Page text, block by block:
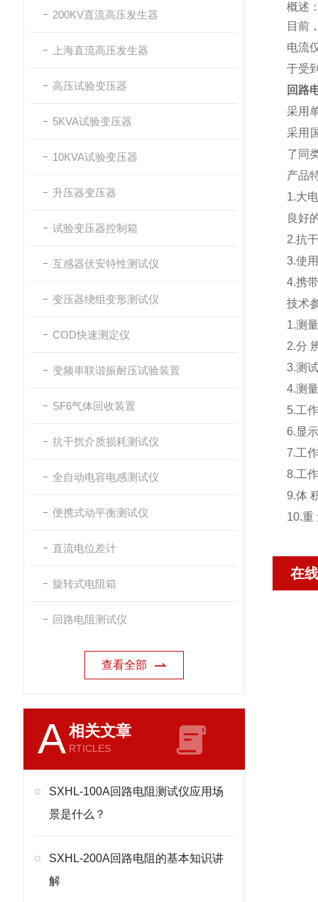
200KV直流高压发生器
上海直流高压发生器
高压试验变压器
5KVA试验变压器
10KVA试验变压器
升压器变压器
试验变压器控制箱
互感器伏安特性测试仪
变压器绕组变形测试仪
COD快速测定仪
变频串联谐振耐压试验装置
SF6气体回收装置
抗干扰介质损耗测试仪
全自动电容电感测试仪
便携式动平衡测试仪
直流电位差计
旋转式电阻箱
回路电阻测试仪
查看全部
A相关文章
RTICLES
SXHL-100A回路电阻测试仪应用场
景是什么？
SXHL-200A回路电阻的基本知识讲
解
概述
目前
电流
于受
回路
采用
采用
了同
产品
1.大
良好
2.抗
3.使
4.携
技术
1.测
2.分
3.测
4.测
5.工
6.显
7.工
8.工
9.体
10.重
在